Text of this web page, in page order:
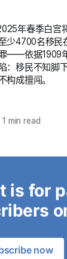
年春季白宫
少4700名移民
——依据1909
：移民不知脚
构成擅闯。
min read
is for
now